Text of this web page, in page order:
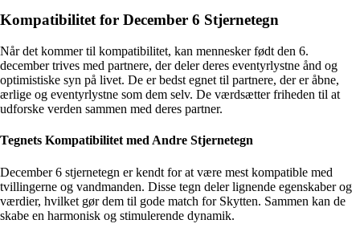
Kompatibilitet for December 6 Stjernetegn
Når det kommer til kompatibilitet, kan mennesker født den 6.
december trives med partnere, der deler deres eventyrlystne ånd og
optimistiske syn på livet. De er bedst egnet til partnere, der er åbne,
ærlige og eventyrlystne som dem selv. De værdsætter friheden til at
udforske verden sammen med deres partner.
Tegnets Kompatibilitet med Andre Stjernetegn
December 6 stjernetegn er kendt for at være mest kompatible med
tvillingerne og vandmanden. Disse tegn deler lignende egenskaber og
værdier, hvilket gør dem til gode match for Skytten. Sammen kan de
skabe en harmonisk og stimulerende dynamik.